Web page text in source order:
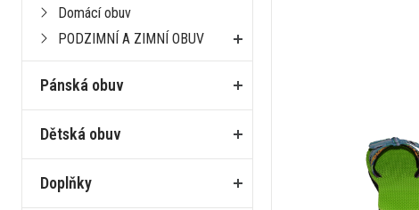
Domácí obuv
PODZIMNÍ A ZIMNÍ OBUV
Pánská obuv
Dětská obuv
Doplňky